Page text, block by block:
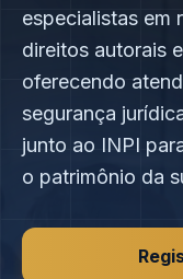
especialistas em
direitos autorais
oferecendo
segurança
junto ao INPI
o patrimônio da